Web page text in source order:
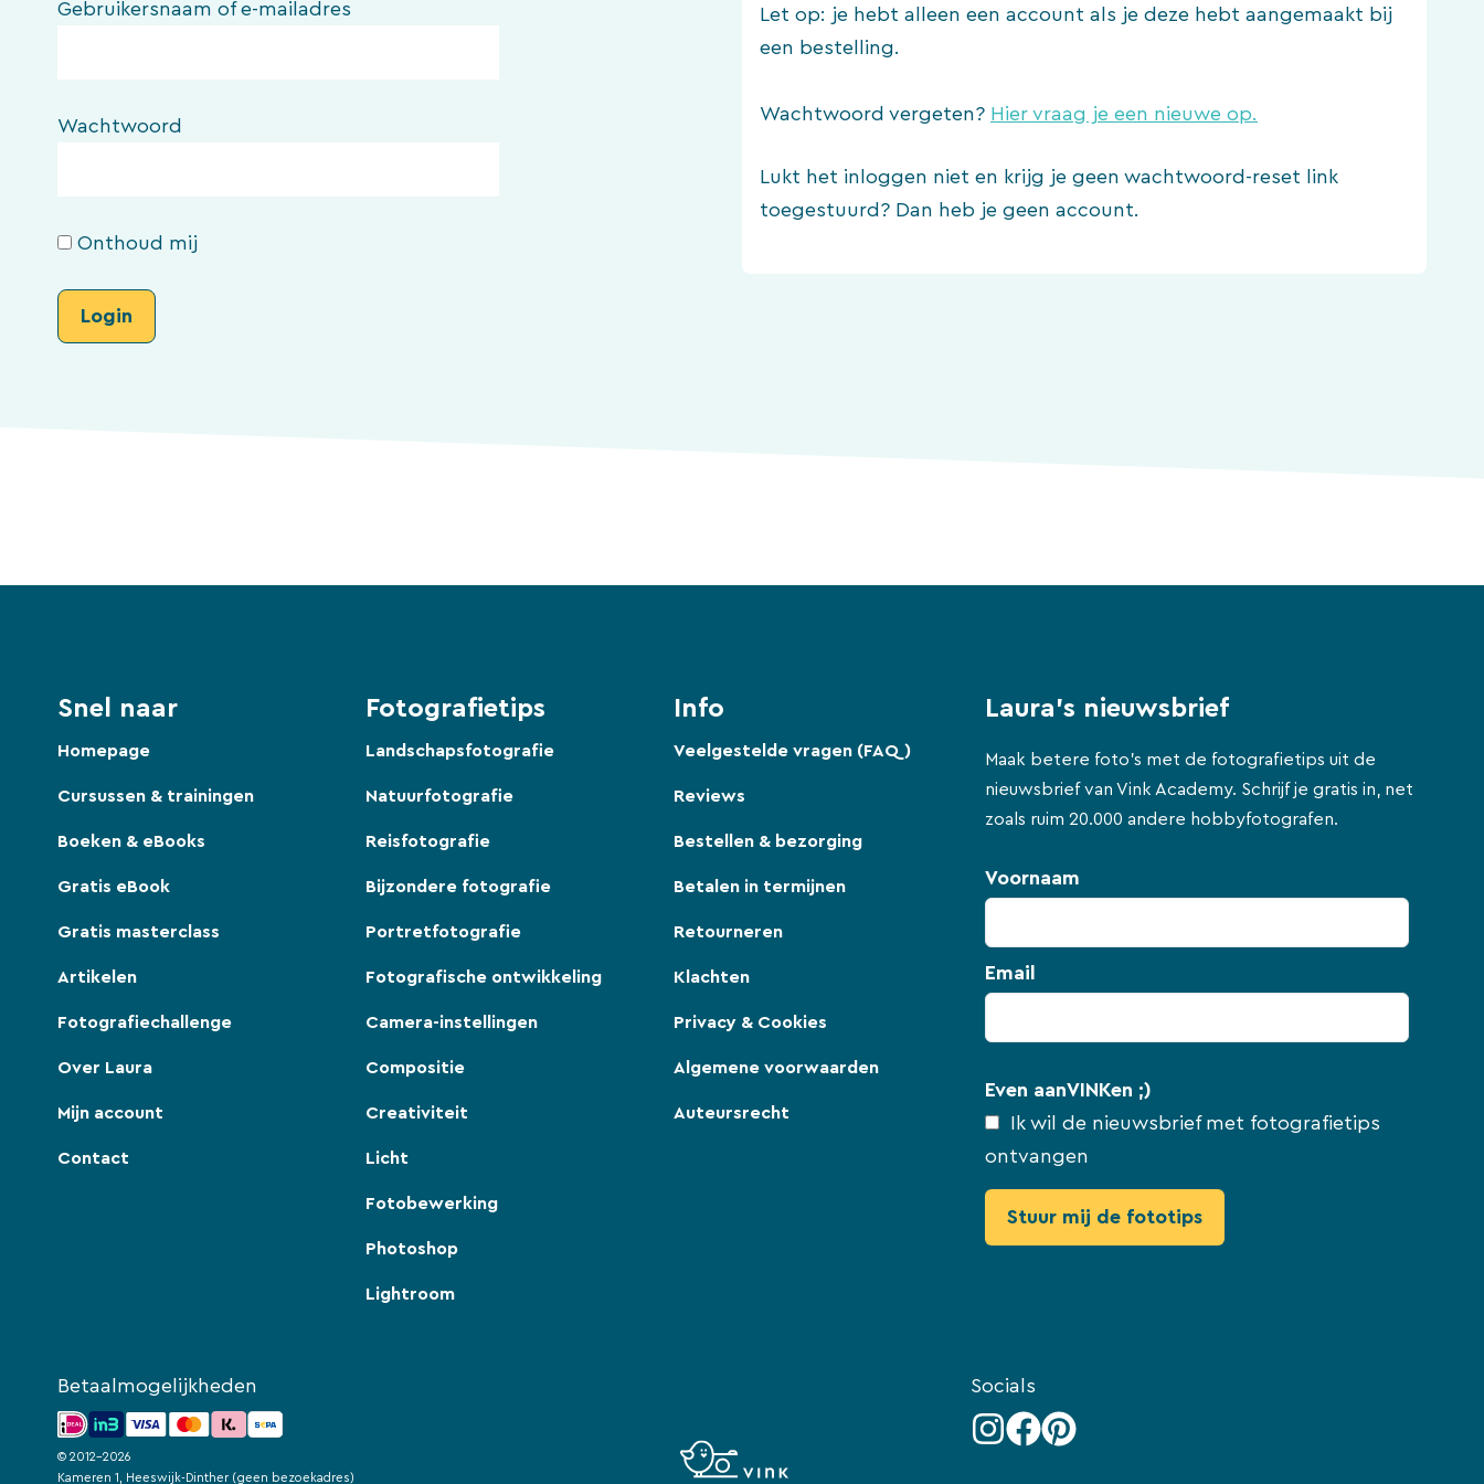
Gebruikersnaam of e-mailadres
Wachtwoord
Onthoud mij
Let op: je hebt alleen een account als je deze hebt aangemaakt bij
een bestelling.
Wachtwoord vergeten? Hier vraag je een nieuwe op.
Lukt het inloggen niet en krijg je geen wachtwoord-reset link
toegestuurd? Dan heb je geen account.
Snel naar
Homepage
Cursussen & trainingen
Boeken & eBooks
Gratis eBook
Gratis masterclass
Artikelen
Fotografiechallenge
Over Laura
Mijn account
Contact
Fotografietips
Landschapsfotografie
Natuurfotografie
Reisfotografie
Bijzondere fotografie
Portretfotografie
Fotografische ontwikkeling
Camera-instellingen
Compositie
Creativiteit
Licht
Fotobewerking
Photoshop
Lightroom
Info
Veelgestelde vragen (FAQ)
Reviews
Bestellen & bezorging
Betalen in termijnen
Retourneren
Klachten
Privacy & Cookies
Algemene voorwaarden
Auteursrecht
Laura's nieuwsbrief
Maak betere foto's met de fotografietips uit de
nieuwsbrief van Vink Academy. Schrijf je gratis in, net
zoals ruim 20.000 andere hobbyfotografen.
Voornaam
Email
Even aanVINKen ;)
Ik wil de nieuwsbrief met fotografietips
ontvangen
Betaalmogelijkheden
© 2012-2026
Kameren 1, Heeswijk-Dinther (geen bezoekadres)
Socials